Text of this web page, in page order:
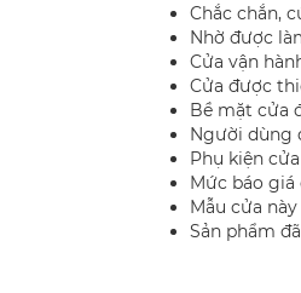
Chắc chắn,
Nhờ được
Cửa vận
Cửa được
Bề mặt cửa
Người dùng
Phụ kiện
Mức báo
Mẫu cửa
Sản phẩm